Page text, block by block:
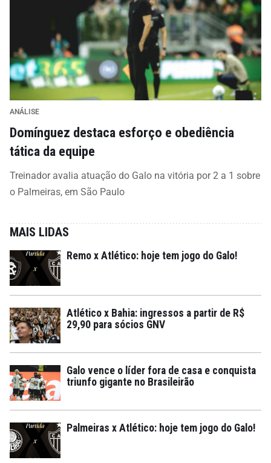
ANÁLISE
Domínguez destaca esforço e obediência
tática da equipe
Treinador avalia atuação do Galo na vitória por 2 a 1 sobre
o Palmeiras, em São Paulo
MAIS LIDAS
Remo x Atlético: hoje tem jogo do Galo!
Atlético x Bahia: ingressos a partir de R$
29,90 para sócios GNV
Galo vence o líder fora de casa e conquista
triunfo gigante no Brasileirão
Palmeiras x Atlético: hoje tem jogo do Galo!